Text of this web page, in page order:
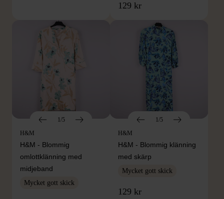
129 kr
1/5
H&M
H&M - Blommig
omlottklänning med
midjeband
Mycket gott skick
1/5
H&M
H&M - Blommig klänning
med skärp
Mycket gott skick
129 kr